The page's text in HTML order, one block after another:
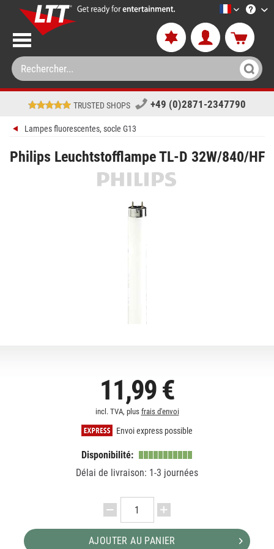
LTT-
TRUSTED SHOPS +49 (0)2871-2347790
Lampes fluorescentes, socle G13
Philips Leuchtstofflampe TL-D 32W/840/HF
11,99 €
incl. TVA, plus frais d'envoi
Envoi express possible
Disponibilité:
Délai de livraison: 1-3 journées
AJOUTER AU PANIER